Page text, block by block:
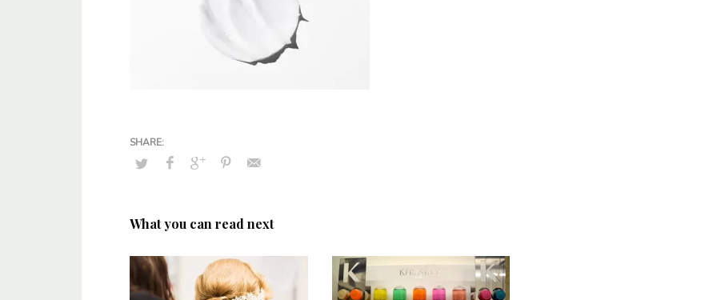
What you can read next